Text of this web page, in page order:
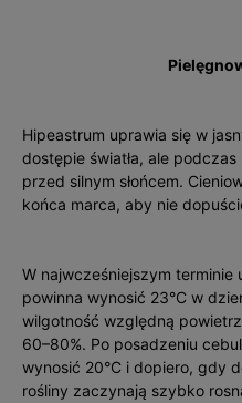
Hipeastrum uprawia się w
dostępie światła, ale
przed silnym słońcem.
końca marca, aby nie
W najwcześniejszym
powinna wynosić 23°C w
wilgotność względną
60–80%. Po posadzeniu
wynosić 20°C i dopiero, gdy
rośliny zaczynają szybko